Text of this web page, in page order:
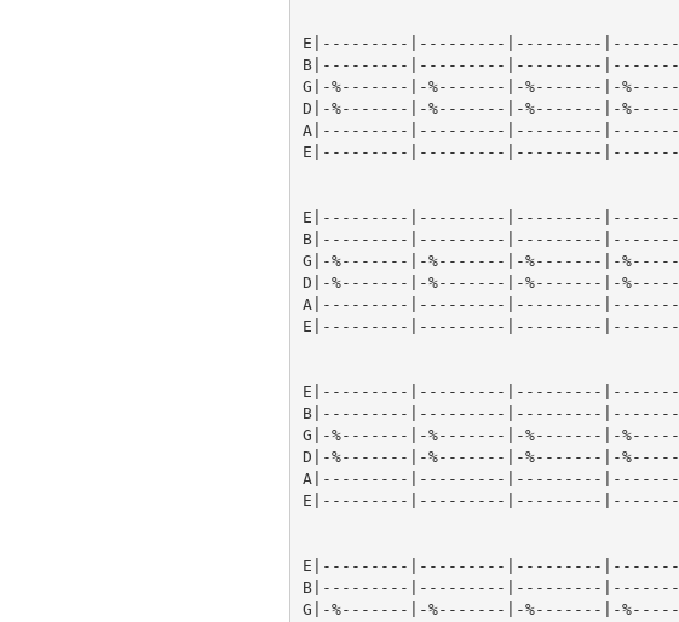
E|---------|---------|---------
B|---------|---------|---------
G|-%-------|-%-------|-%-------|-
D|-%-------|-%-------|-%-------|-
A|---------|---------|---------
E|---------|---------|---------
E|---------|---------|---------
B|---------|---------|---------
G|-%-------|-%-------|-%-------|-
D|-%-------|-%-------|-%-------|-
A|---------|---------|---------
E|---------|---------|---------
E|---------|---------|---------
B|---------|---------|---------
G|-%-------|-%-------|-%-------|-
D|-%-------|-%-------|-%-------|-
A|---------|---------|---------
E|---------|---------|---------
E|---------|---------|---------
B|---------|---------|---------
G|-%-------|-%-------|-%-------|-